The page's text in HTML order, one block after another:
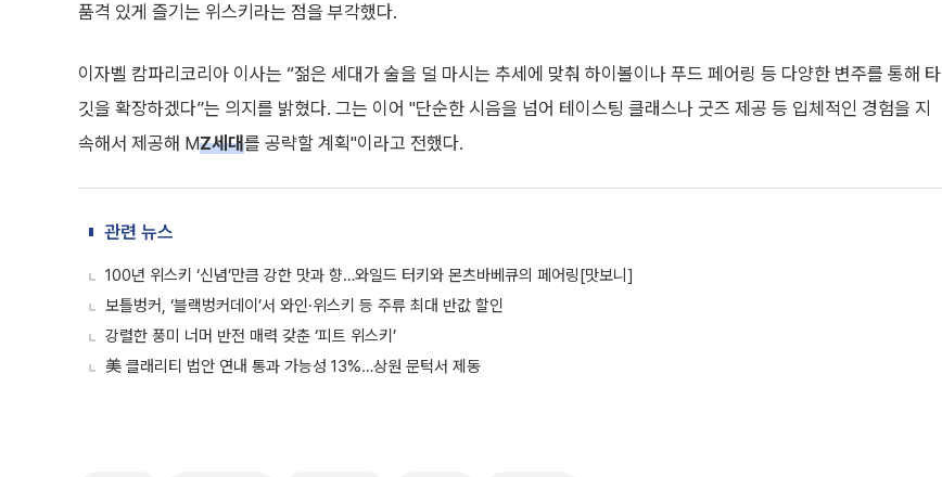
품격 있게 즐기는 위스키라는 점을 부각했다.
이자벨 캄파리코리아 이사는 “젊은 세대가 술을 덜 마시는 추세에 맞춰 하이볼이나 푸드 페어링 등 다양한 변주를 통해 타
깃을 확장하겠다”는 의지를 밝혔다. 그는 이어 "단순한 시음을 넘어 테이스팅 클래스나 굿즈 제공 등 입체적인 경험을 지
속해서 제공해 MZ세대를 공략할 계획"이라고 전했다.
관련 뉴스
100년 위스키 ‘신념’만큼 강한 맛과 향…와일드 터키와 몬츠바베큐의 페어링[맛보니]
보틀벙커, ‘블랙벙커데이’서 와인·위스키 등 주류 최대 반값 할인
강렬한 풍미 너머 반전 매력 갖춘 ‘피트 위스키’
美 클래리티 법안 연내 통과 가능성 13%…상원 문턱서 제동